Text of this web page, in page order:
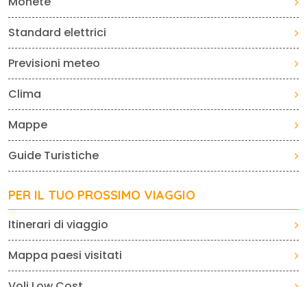
Standard elettrici
Previsioni meteo
Clima
Mappe
Guide Turistiche
PER IL TUO PROSSIMO VIAGGIO
Itinerari di viaggio
Mappa paesi visitati